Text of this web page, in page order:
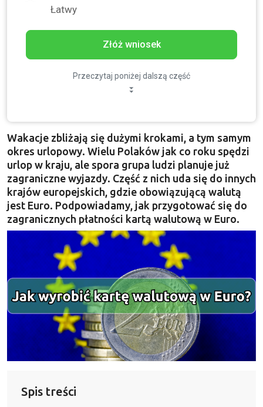
Łatwy
Złóż wniosek
Przeczytaj poniżej dalszą część
Wakacje zbliżają się dużymi krokami, a tym samym
okres urlopowy. Wielu Polaków jak co roku spędzi
urlop w kraju, ale spora grupa ludzi planuje już
zagraniczne wyjazdy. Część z nich uda się do innych
krajów europejskich, gdzie obowiązującą walutą
jest Euro. Podpowiadamy, jak przygotować się do
zagranicznych płatności kartą walutową w Euro.
Spis treści